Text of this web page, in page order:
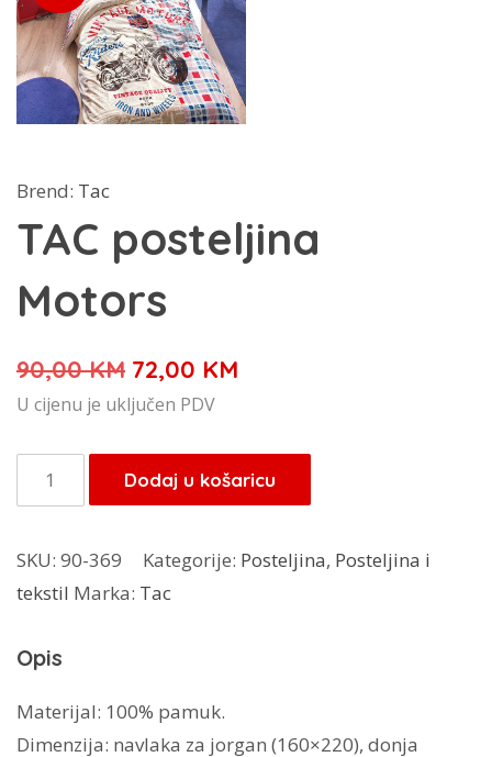
Brend: Tac
TAC posteljina
Motors
90,00KM Izvorna
cijena
je:
90,00 KM.
72,00 KM
72,00 KM.
U cijenu je uključen PDV
TAC
posteljina
količina
Dodaj u košaricu
SKU: 90-369 Kategorije: Posteljina, Posteljina i
tekstil Marka: Tac
Opis
Materijal: 100% pamuk.
Dimenzija: navlaka za jorgan (160×220), donja